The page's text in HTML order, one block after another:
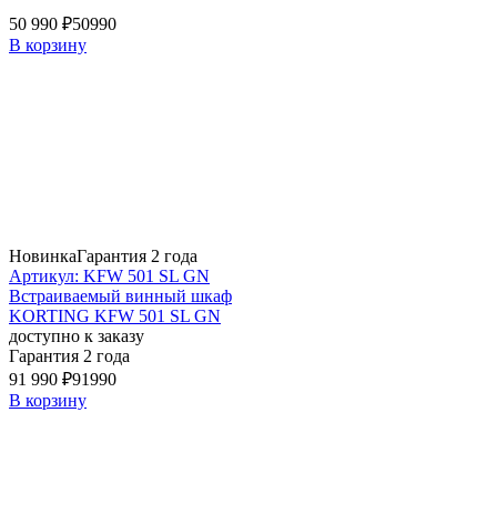
50 990 ₽50990
В корзину
НовинкаГарантия 2 года
Артикул: KFW 501 SL GN
Встраиваемый винный шкаф
KORTING KFW 501 SL GN
доступно к заказу
Гарантия 2 года
91 990 ₽91990
В корзину